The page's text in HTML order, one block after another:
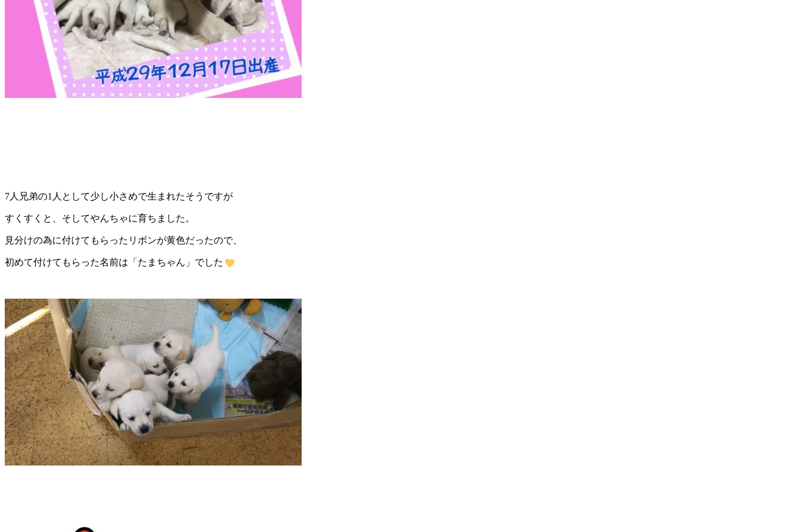
7人兄弟の1人として少し小さめで生まれたそうですが
すくすくと、そしてやんちゃに育ちました。
見分けの為に付けてもらったリボンが黄色だったので、
初めて付けてもらった名前は「たまちゃん」でした